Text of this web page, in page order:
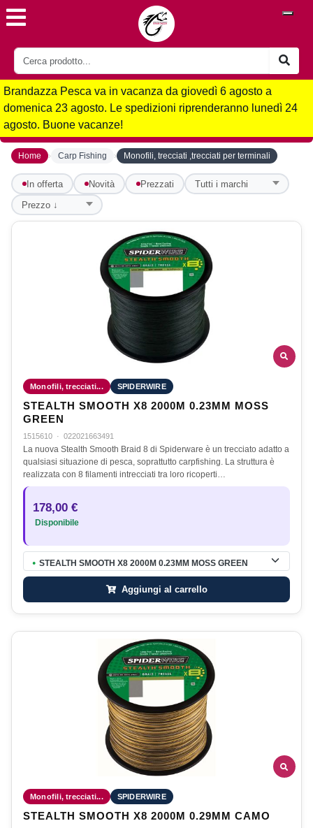
Brandazza Pesca va in vacanza da giovedì 6 agosto a
domenica 23 agosto. Le spedizioni riprenderanno lunedì 24
agosto. Buone vacanze!
Home › Carp Fishing › Monofili, trecciati ,trecciati per terminali
In offerta Novità Prezzati
Monofili, trecciati... SPIDERWIRE
STEALTH SMOOTH X8 2000M 0.23MM MOSS
GREEN
1515610 · 022021663491
La nuova Stealth Smooth Braid 8 di Spiderware è un trecciato adatto a
qualsiasi situazione di pesca, soprattutto carpfishing. La struttura è
realizzata con 8 filamenti intrecciati tra loro ricoperti…
178,00 €
Disponibile
● STEALTH SMOOTH X8 2000M 0.23MM MOSS GREEN
Aggiungi al carrello
Monofili, trecciati... SPIDERWIRE
STEALTH SMOOTH X8 2000M 0.29MM CAMO